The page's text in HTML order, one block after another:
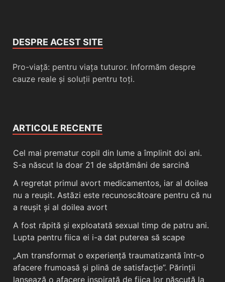
DESPRE ACEST SITE
Pro-viață: pentru viața tuturor. Informăm despre
cauze reale și soluții pentru toți.
ARTICOLE RECENTE
Cel mai prematur copil din lume a împlinit doi ani.
S-a născut la doar 21 de săptămâni de sarcină
A regretat primul avort medicamentos, iar al doilea
nu a reușit. Astăzi este recunoscătoare pentru că nu
a reușit și al doilea avort
A fost răpită și exploatată sexual timp de patru ani.
Lupta pentru fiica ei i-a dat puterea să scape
„Am transformat o experiență traumatizantă într-o
afacere frumoasă și plină de satisfacție”. Părinții
lansează o afacere inspirată de fiica lor născută la